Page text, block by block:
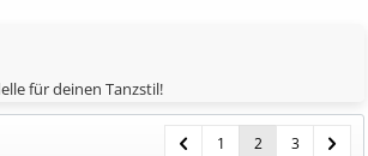
für deinen Tanzstil!
1 2 3